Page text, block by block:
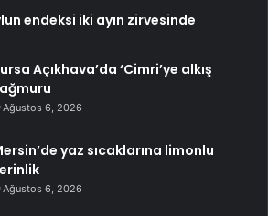
endeksi iki ayın zirvesinde
Açıkhava’da ‘Cimri’ye alkış
Ağustos 6, 2026
yaz sıcaklarına limonlu
Ağustos 6, 2026